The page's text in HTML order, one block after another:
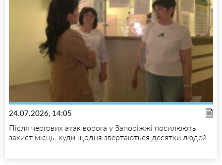
24.07.2026, 14:05
Після чергових атак ворога у Запоріжжі посилюють
захист місць, куди щодня звертаються десятки людей